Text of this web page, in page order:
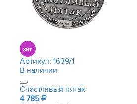
Артикул: 1639/1
В наличии
Счастливый пятак
4 785